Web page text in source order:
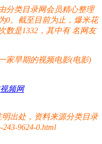
分类目录网会员精心整理
0。截至目前为止，爆米花
数是1332，其中有名网友
家早期的视频电影(电影)
频网
出处，资料来源分类目录
243-9624-0.html